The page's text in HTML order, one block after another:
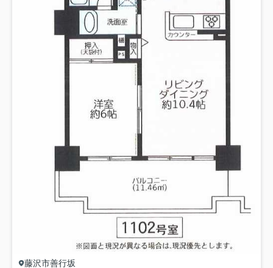
藤沢市善行坂